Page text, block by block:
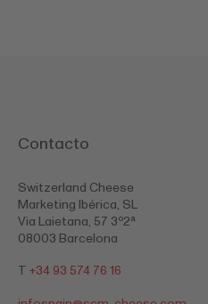
Contacto
Switzerland Cheese
Marketing Ibérica, SL
Via Laietana, 57 3º2ª
08003 Barcelona
T +34 93 574 76 16